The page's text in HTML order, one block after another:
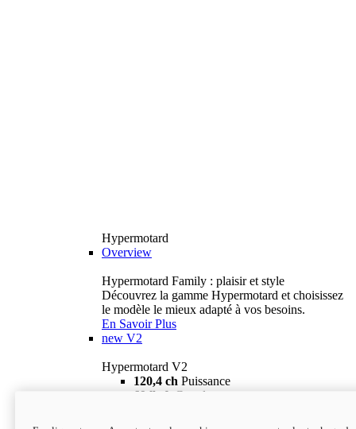
Hypermotard
Overview
Hypermotard Family : plaisir et style
Découvrez la gamme Hypermotard et choisissez
le modèle le mieux adapté à vos besoins.
En Savoir Plus
new V2
Hypermotard V2
120,4 ch Puissance
69 lb-ft
Couple
18 895 $